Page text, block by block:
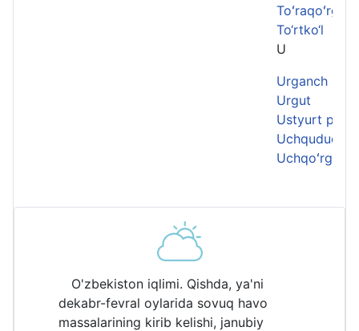
Toʻraqoʻrgʻon
To‘rtko‘l
U
Urganch
Urgut
Ustyurt
Uchquduq
Uchqoʻrgʻon
O'zbekiston iqlimi. Qishda, ya'ni
dekabr-fevral oylarida sovuq havo
massalarining kirib kelishi, janubiy